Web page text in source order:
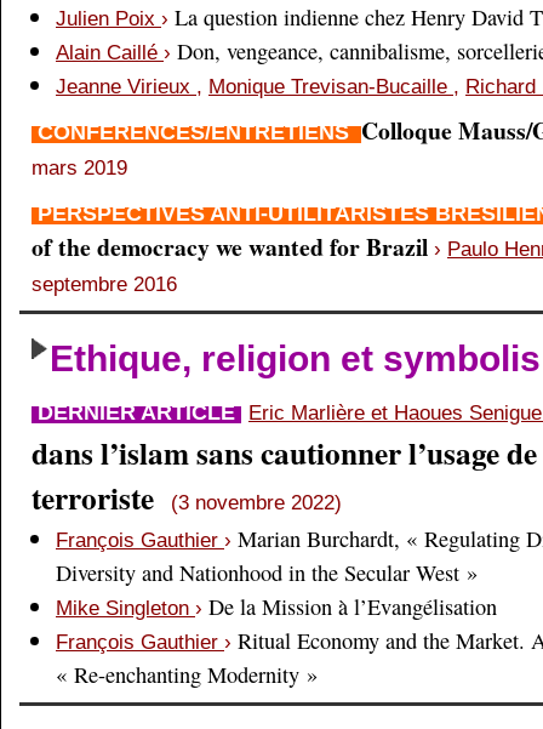
Julien Poix › La question indienne chez Henry David
Alain Caillé › Don, vengeance, cannibalisme,
Jeanne Virieux , Monique Trevisan-Bucaille ,
CONFÉRENCES/ENTRETIENS Colloque
mars 2019
PERSPECTIVES ANTI-UTILITARISTES
of the democracy we wanted for Brazil › Paulo
septembre 2016
Ethique, religion et
DERNIER ARTICLE Eric Marlière et Haoues
dans l’islam sans cautionner l’usage
terroriste
(3 novembre 2022)
François Gauthier › Marian Burchardt, « Regulating
Diversity and Nationhood in the Secular West »
Mike Singleton › De la Mission à l’Evangélisation
François Gauthier › Ritual Economy and the Market.
« Re-enchanting Modernity »